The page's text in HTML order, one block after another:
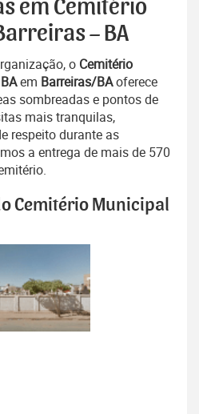
em Cemitério
– BA
o Cemitério
em Barreiras/BAoferece
sombreadas e pontos de
mais tranquilas,
respeito durante as
a entrega de mais de 570
Cemitério Municipal